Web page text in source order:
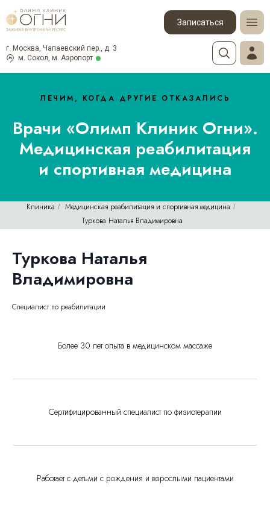
Записаться
м. Сокол, м. Аэропорт
г. Москва, Чапаевский пер., д. 3
ЛЕЧИМ, КОГДА ДРУГИЕ ОТКАЗАЛИСЬ
Врачи «Олимп Клиник Огни».
Медицинская реабилитация
и спортивная медицина
Клиника / Медицинская реабилитация и спортивная медицина /
Туркова Наталья Владимировна
Туркова Наталья
Владимировна
Специалист по реабилитации
Более 30 лет опыта в медицинском массаже
Сертифицированный специалист по физиотерапии
Работает с детьми с рождения и взрослыми пациентами